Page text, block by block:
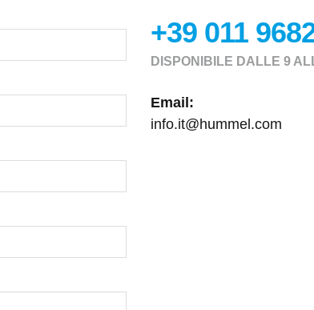
+39 011
DISPONIBILE DALLE 9
Email:
info.it@hummel.com